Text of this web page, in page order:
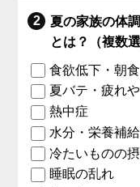
夏の家族の体
とは？（複数選
食欲低下・朝
夏バテ・疲れ
熱中症
水分・栄養補給
冷たいものの
睡眠の乱れ